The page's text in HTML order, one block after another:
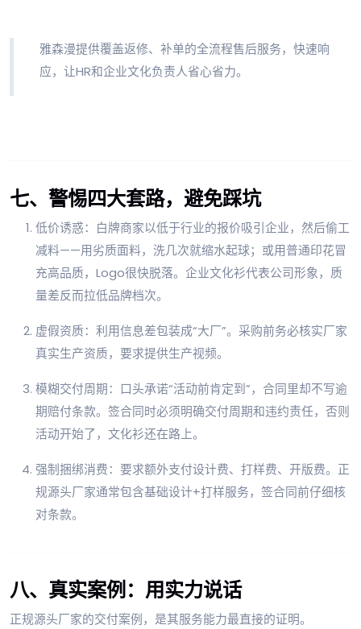
雅森漫提供覆盖返修、补单的全流程售后服务，快速响
应，让HR和企业文化负责人省心省力。
七、警惕四大套路，避免踩坑
低价诱惑：白牌商家以低于行业的报价吸引企业，然后偷工
减料——用劣质面料，洗几次就缩水起球；或用普通印花冒
充高品质，Logo很快脱落。企业文化衫代表公司形象，质
量差反而拉低品牌档次。
虚假资质：利用信息差包装成“大厂”。采购前务必核实厂家
真实生产资质，要求提供生产视频。
模糊交付周期：口头承诺“活动前肯定到”，合同里却不写逾
期赔付条款。签合同时必须明确交付周期和违约责任，否则
活动开始了，文化衫还在路上。
强制捆绑消费：要求额外支付设计费、打样费、开版费。正
规源头厂家通常包含基础设计+打样服务，签合同前仔细核
对条款。
八、真实案例：用实力说话
正规源头厂家的交付案例，是其服务能力最直接的证明。